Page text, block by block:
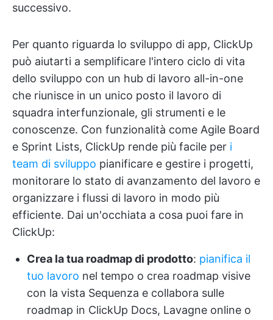
successivo.
Per quanto riguarda lo sviluppo di app, ClickUp
può aiutarti a semplificare l'intero ciclo di vita
dello sviluppo con un hub di lavoro all-in-one
che riunisce in un unico posto il lavoro di
squadra interfunzionale, gli strumenti e le
conoscenze. Con funzionalità come Agile Board
e Sprint Lists, ClickUp rende più facile per i
team di sviluppo pianificare e gestire i progetti,
monitorare lo stato di avanzamento del lavoro e
organizzare i flussi di lavoro in modo più
efficiente. Dai un'occhiata a cosa puoi fare in
ClickUp:
Crea la tua roadmap di prodotto: pianifica il
tuo lavoro nel tempo o crea roadmap visive
con la vista Sequenza e collabora sulle
roadmap in ClickUp Docs, Lavagne online o